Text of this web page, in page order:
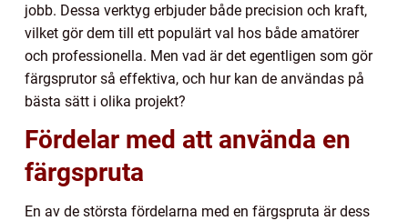
jobb. Dessa verktyg erbjuder både precision och kraft,
vilket gör dem till ett populärt val hos både amatörer
och professionella. Men vad är det egentligen som gör
färgsprutor så effektiva, och hur kan de användas på
bästa sätt i olika projekt?
Fördelar med att använda en
färgspruta
En av de största fördelarna med en färgspruta är dess